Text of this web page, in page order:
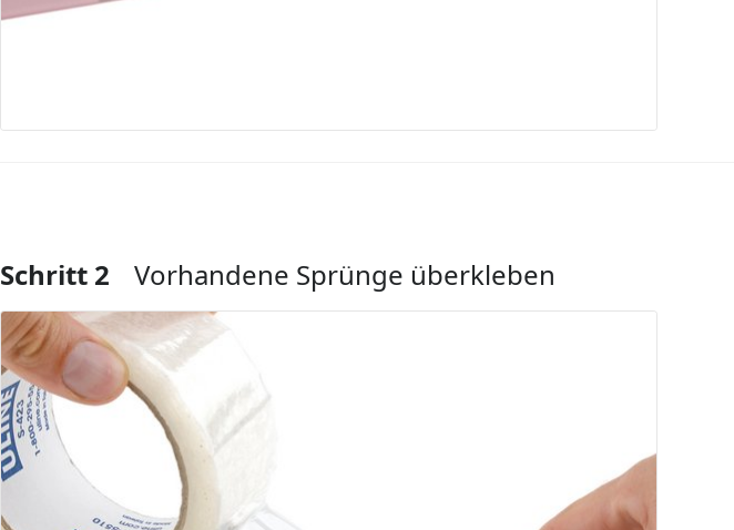
Kommentar hinzufügen
Schritt 2 Vorhandene Sprünge überkleben